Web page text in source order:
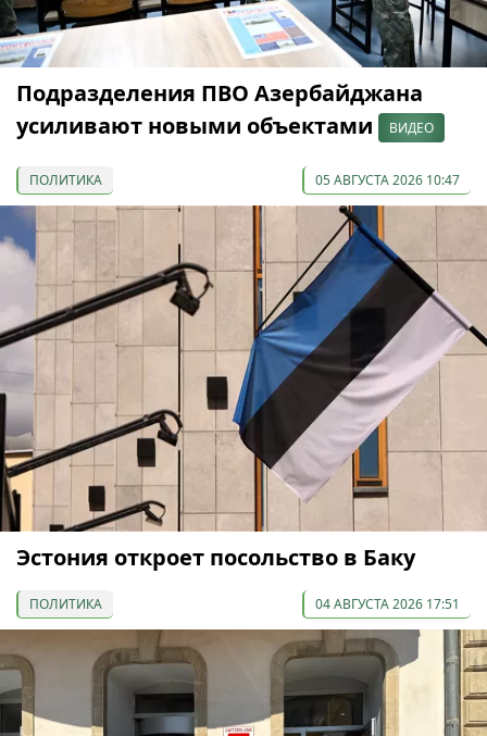
Подразделения ПВО Азербайджана
усиливают новыми объектами
ВИДЕО
ПОЛИТИКА 05 АВГУСТА 2026 10:47
Эстония откроет посольство в Баку
ПОЛИТИКА 04 АВГУСТА 2026 17:51